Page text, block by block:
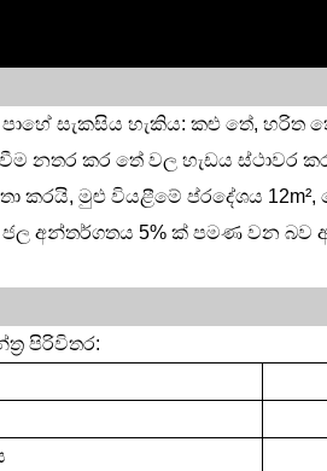
සැකසිය හැකිය: කළු තේ, හරිත
නතර කර තේ වල හැඩය ස්ථාවර
කරයි, මුළු වියළීමේ ප්රදේශය
අන්තර්ගතය 5% ක් පමණ වන බව
පිරිවිතර: